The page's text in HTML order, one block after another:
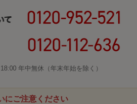
年中無休（年末年始を除く）
にご注意ください